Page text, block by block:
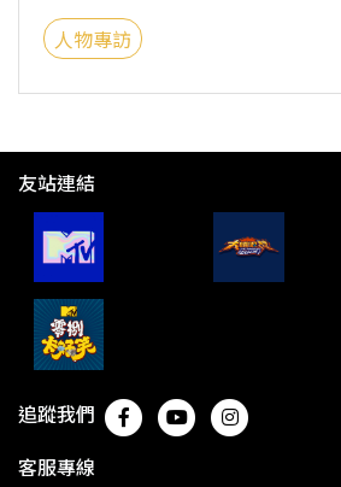
人物專訪
友站連結
追蹤我們
客服專線